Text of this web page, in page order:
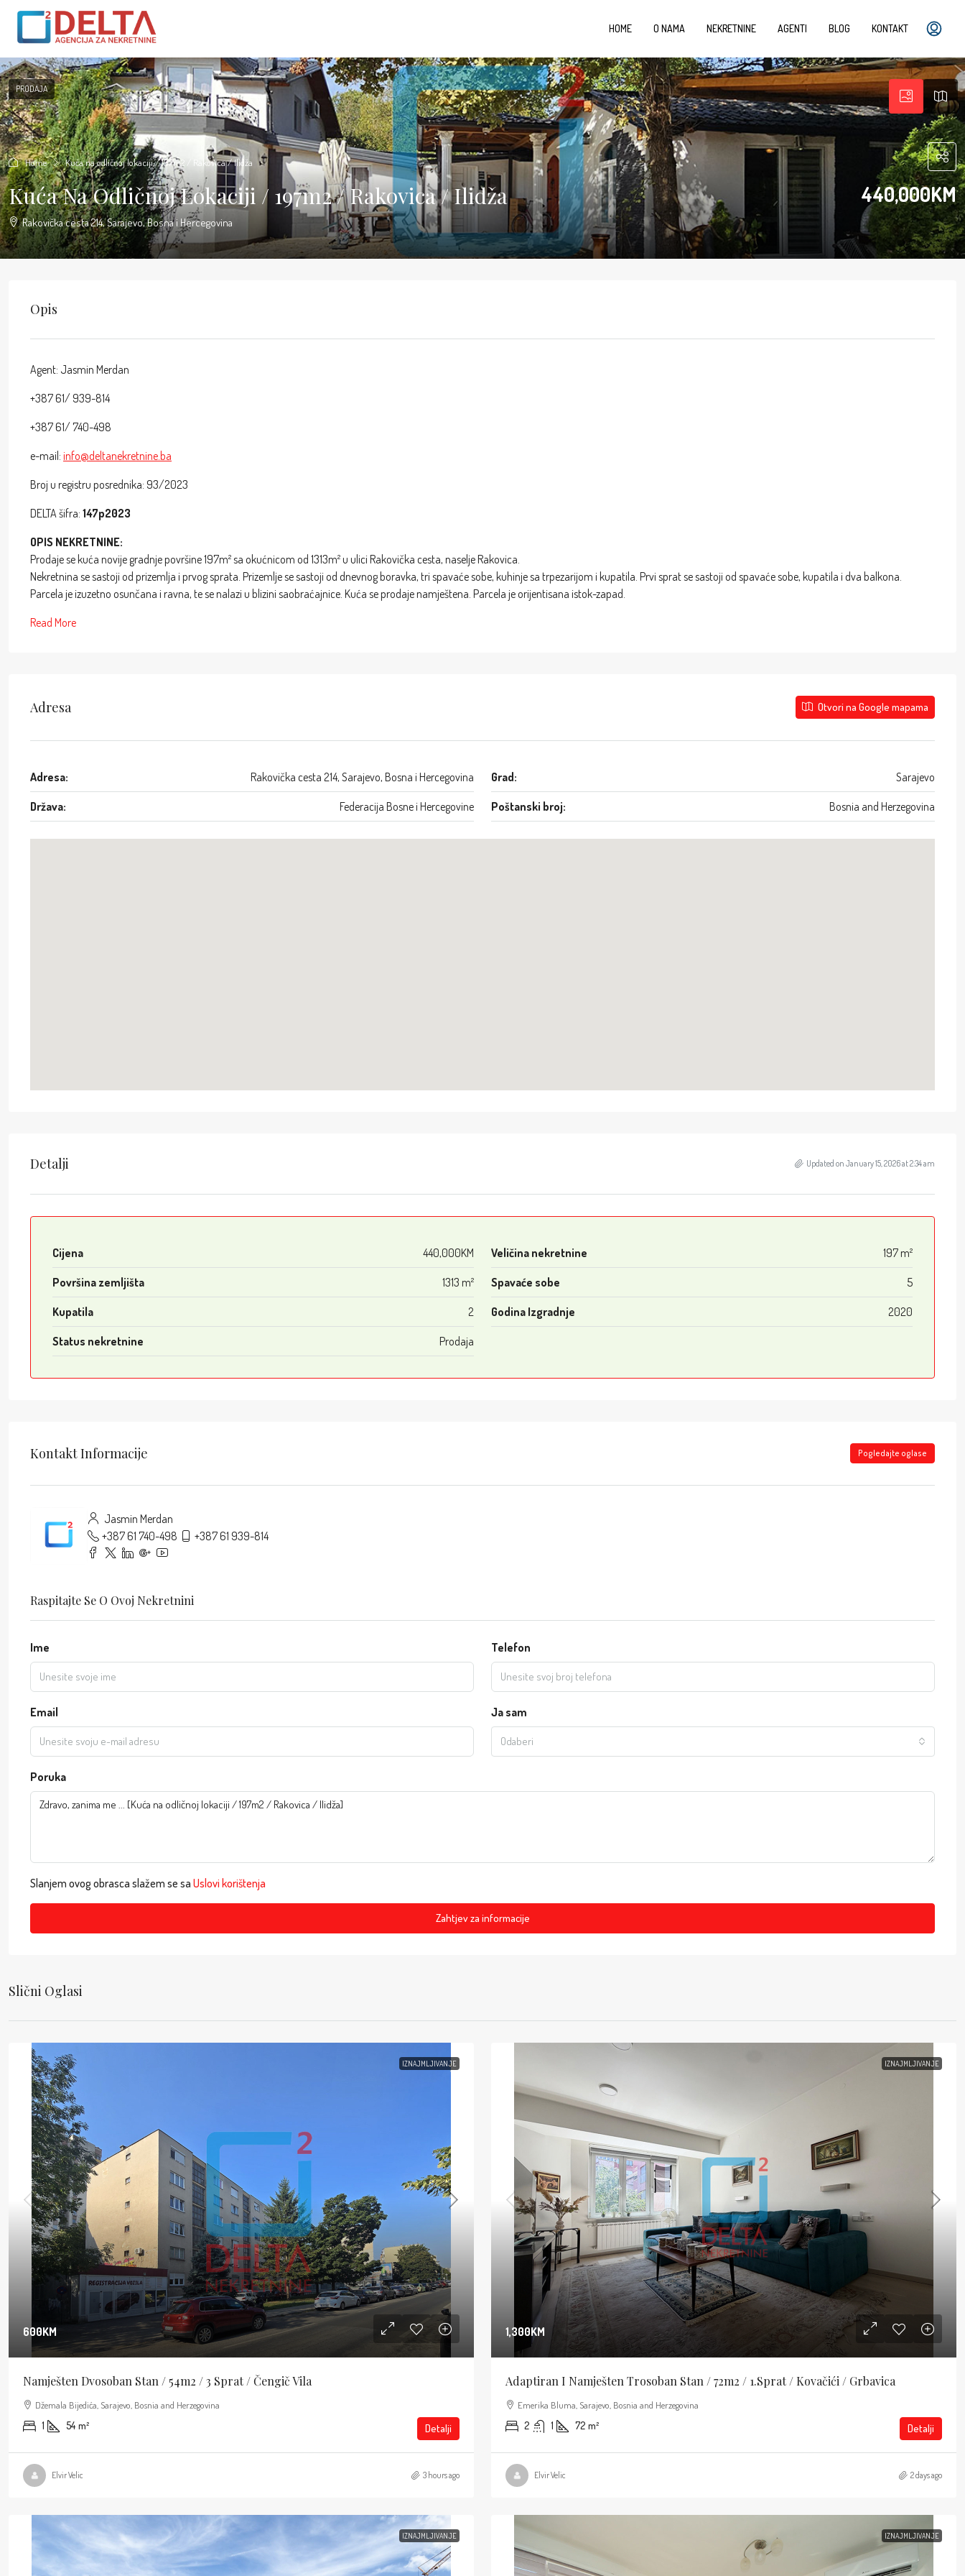
HOME O NAMA NEKRETNINE AGENTI BLOG KONTAKT
PRODAJA
Home Kuća na odličnoj lokaciji / 197m2 / Rakovica / Ilidža
Kuća Na Odličnoj Lokaciji / 197m2 / Rakovica / Ilidža
Rakovička cesta 214, Sarajevo, Bosna i Hercegovina
440,000KM
Opis
Agent: Jasmin Merdan
+387 61/ 939-814
+387 61/ 740-498
e-mail: info@deltanekretnine.ba
Broj u registru posrednika: 93/2023
DELTA šifra: 147p2023
OPIS NEKRETNINE:
Prodaje se kuća novije gradnje površine 197m² sa okućnicom od 1313m² u ulici Rakovička cesta, naselje Rakovica.
Nekretnina se sastoji od prizemlja i prvog sprata. Prizemlje se sastoji od dnevnog boravka, tri spavaće sobe, kuhinje sa trpezarijom i kupatila. Prvi sprat se sastoji od spavaće sobe, kupatila i dva balkona.
Parcela je izuzetno osunčana i ravna, te se nalazi u blizini saobraćajnice. Kuća se prodaje namještena. Parcela je orijentisana istok-zapad.
Read More
Adresa Otvori na Google mapama
Adresa: Rakovička cesta 214, Sarajevo, Bosna i Hercegovina Grad: Sarajevo
Država: Federacija Bosne i Hercegovine Poštanski broj: Bosnia and Herzegovina
Detalji Updated on January 15, 2026 at 2:34 am
Cijena 440,000KM Veličina nekretnine 197 m²
Površina zemljišta 1313 m² Spavaće sobe 5
Kupatila 2 Godina Izgradnje 2020
Status nekretnine Prodaja
Kontakt Informacije Pogledajte oglase
Jasmin Merdan
+387 61 740-498
+387 61 939-814
Raspitajte Se O Ovoj Nekretnini
Ime Telefon
Email Ja sam
Odaberi
Poruka
Slanjem ovog obrasca slažem se sa Uslovi korištenja
Zahtjev za informacije
Slični Oglasi
IZNAJMLJIVANJE
600KM
Namješten Dvosoban Stan / 54m2 / 3 Sprat / Čengič Vila
Džemala Bijedića, Sarajevo, Bosnia and Herzegovina
1 54 m² Detalji
Elvir Velic 3 hours ago
IZNAJMLJIVANJE
1,300KM
Adaptiran I Namješten Trosoban Stan / 72m2 / 1.sprat / Kovačići / Grbavica
Emerika Bluma, Sarajevo, Bosnia and Herzegovina
2 1 72 m² Detalji
Elvir Velic 2 days ago
IZNAJMLJIVANJE IZNAJMLJIVANJE